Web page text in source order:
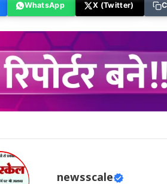
WhatsApp X (Twitter)
newsscale